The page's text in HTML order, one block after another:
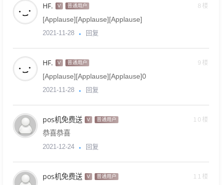
HF. V 普通用户 8楼
[Applause][Applause][Applause]
2021-11-28 回复
HF. V 普通用户 9楼
[Applause][Applause][Applause]0
2021-11-28 回复
pos机免费送 V 普通用户 10楼
恭喜恭喜
2021-12-24 回复
pos机免费送 V 普通用户 11楼